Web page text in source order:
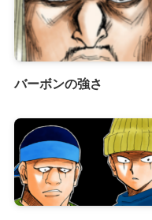
バーボンの強さ